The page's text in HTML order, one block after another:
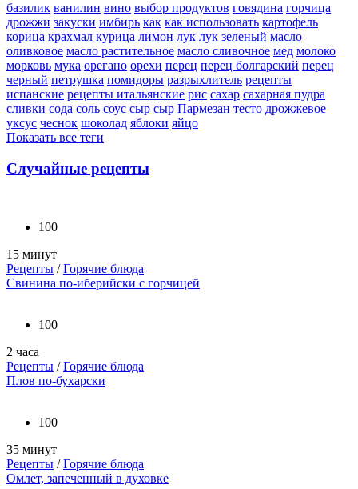
базилик ванилин вино выбор продуктов говядина горчица
дрожжи закуски имбирь как как использовать картофель
корица крахмал курица лимон лук лук зеленый масло
оливковое масло растительное масло сливочное мед молоко
морковь мука орегано орехи перец перец болгарский перец
черный петрушка помидоры разрыхлитель рецепты
испанские рецепты итальянские рис сахар сахарная пудра
сливки сода соль соус сыр сыр Пармезан тесто дрожжевое
уксус чеснок шоколад яблоки яйцо
Показать все теги
Случайные рецепты
100
15 минут
Рецепты /Горячие блюда
Свинина по-иберийски с горчицей
100
2 часа
Рецепты /Горячие блюда
Плов по-бухарски
100
35 минут
Рецепты /Горячие блюда
Омлет, запеченный в духовке